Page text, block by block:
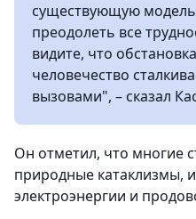
существующую модель
преодолеть все
видите, что
человечество
вызовами", – сказал
Он отметил, что многие
природные катаклизмы,
электроэнергии и